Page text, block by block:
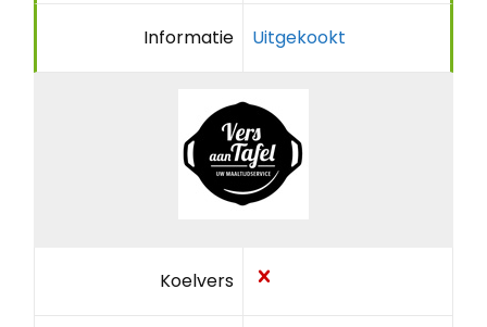
Informatie Uitgekookt
Koelvers